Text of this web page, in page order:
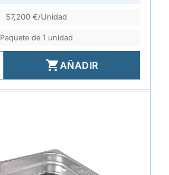
57,200 €/Unidad
Paquete de 1 unidad
AÑADIR